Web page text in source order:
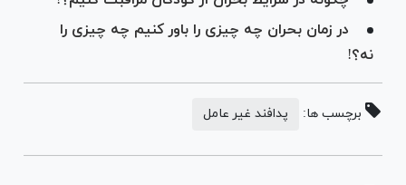
در زمان بحران چه چیزی را باور کنیم چه چیزی را
نه؟!
برچسب ها: پدافند غیر عامل